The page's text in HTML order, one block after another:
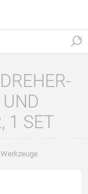
1 SET
Werkzeuge